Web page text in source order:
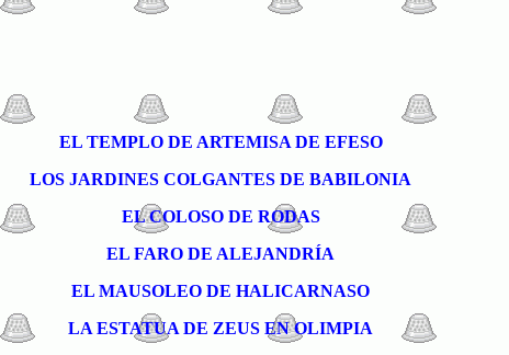
EL TEMPLO DE ARTEMISA DE EFESO
LOS JARDINES COLGANTES DE BABILONIA
EL COLOSO DE RODAS
EL FARO DE ALEJANDRÍA
EL MAUSOLEO DE HALICARNASO
LA ESTATUA DE ZEUS EN OLIMPIA